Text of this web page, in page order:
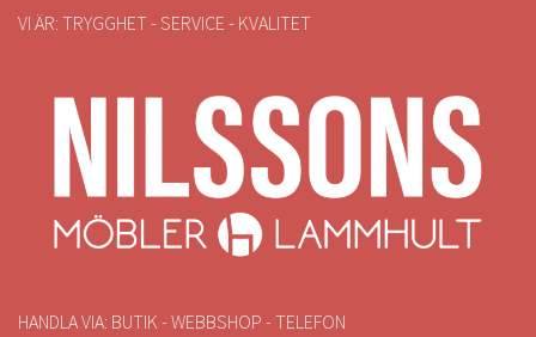
VI ÄR: TRYGGHET - SERVICE - KVALITET
HANDLA VIA: BUTIK - WEBBSHOP - TELEFON